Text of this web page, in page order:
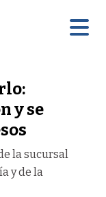
y se
la sucursal
y de la